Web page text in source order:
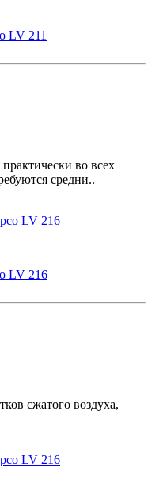
LV 211
во всех
средни..
LV 216
сжатого воздуха,